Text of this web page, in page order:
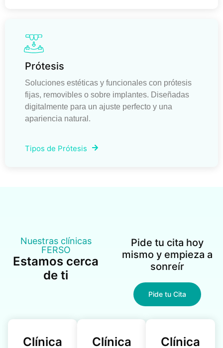
Prótesis
Soluciones estéticas y funcionales con prótesis
fijas, removibles o sobre implantes. Diseñadas
digitalmente para un ajuste perfecto y una
apariencia natural.
Tipos de Prótesis
Nuestras clínicas
FERSO
Estamos cerca
de ti
Pide tu cita hoy
mismo y empieza a
sonreír
Pide tu Cita
Clínica
Clínica
Clínica